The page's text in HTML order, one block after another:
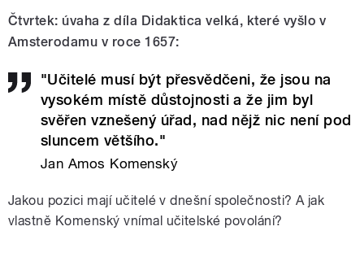
Čtvrtek: úvaha z díla Didaktica velká, které vyšlo v
Amsterodamu v roce 1657:
"Učitelé musí být přesvědčeni, že jsou na
vysokém místě důstojnosti a že jim byl
svěřen vznešený úřad, nad nějž nic není pod
sluncem většího."
Jan Amos Komenský
Jakou pozici mají učitelé v dnešní společnosti? A jak
vlastně Komenský vnímal učitelské povolání?